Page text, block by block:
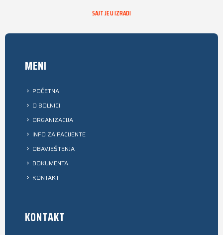
SAJT JE U IZRADI
MENI
POČETNA
O BOLNICI
ORGANIZACIJA
INFO ZA PACIJENTE
OBAVJEŠTENJA
DOKUMENTA
KONTAKT
KONTAKT